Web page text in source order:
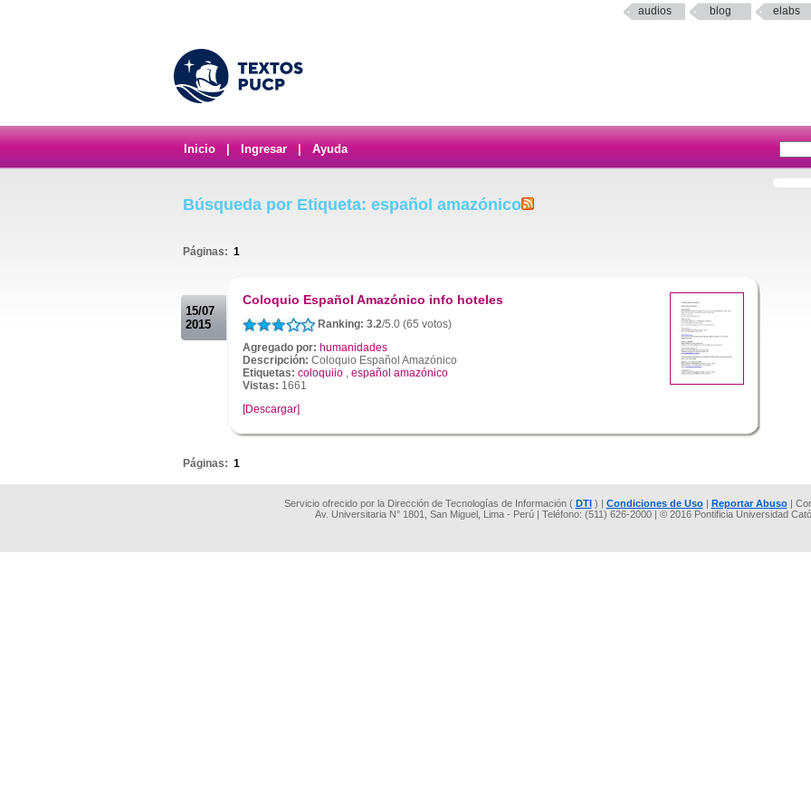
audios blog elabs
Inicio Ingresar Ayuda
Búsqueda por Etiqueta: español amazónico
Páginas: 1
15/07
2015
Coloquio Español Amazónico info hoteles
Ranking: 3.2/5.0 (65 votos)
Agregado por: humanidades
Descripción: Coloquio Español Amazónico
Etiquetas: coloquiio , español amazónico
Vistas: 1661
[Descargar]
Páginas: 1
Servicio ofrecido por la Dirección de Tecnologías de Información ( DTI) | Condiciones de Uso| Reportar Abuso|
Av. Universitaria N° 1801, San Miguel, Lima - Perú | Teléfono: (511) 626-2000 | © 2016 Pontificia Universidad